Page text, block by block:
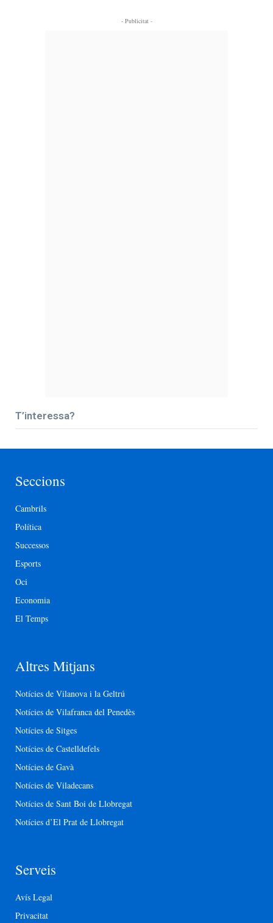
- Publicitat -
T’interessa?
Seccions
Cambrils
Política
Successos
Esports
Oci
Economia
El Temps
Altres Mitjans
Notícies de Vilanova i la Geltrú
Notícies de Vilafranca del Penedès
Notícies de Sitges
Notícies de Castelldefels
Notícies de Gavà
Notícies de Viladecans
Notícies de Sant Boi de Llobregat
Notícies d’El Prat de Llobregat
Serveis
Avís Legal
Privacitat